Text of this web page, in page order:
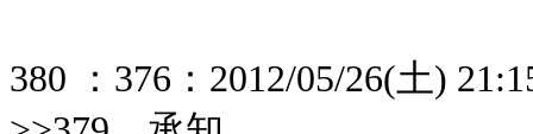
380 ：376：2012/05/26(土)